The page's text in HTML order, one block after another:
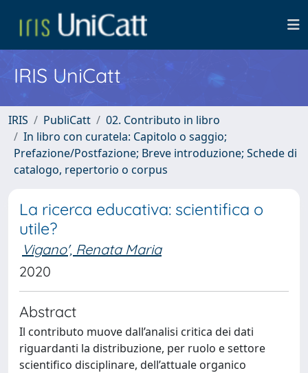
IRIS UniCatt
IRIS PubliCatt
02. Contributo in libro
In libro con curatela: Capitolo o saggio;
Prefazione/Postfazione; Breve introduzione; Schede di
catalogo, repertorio o corpus
La ricerca educativa: scientifica o
utile?
Vigano', Renata Maria
2020
Abstract
Il contributo muove dall’analisi critica dei dati
riguardanti la distribuzione, per ruolo e settore
scientifico disciplinare, dell’attuale organico